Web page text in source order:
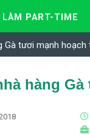
LÀM PART-TIME
Gà tươi mạnh hoạch